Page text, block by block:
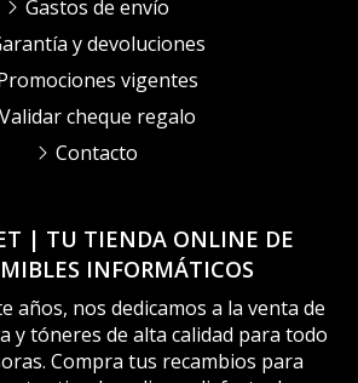
| TU TIENDA ONLINE DE
INFORMÁTICOS
años, nos dedicamos a la venta de
y tóneres de alta calidad para todo
Compra tus recambios para
Gastos de envío
y devoluciones
vigentes
Validar cheque regalo
Contacto